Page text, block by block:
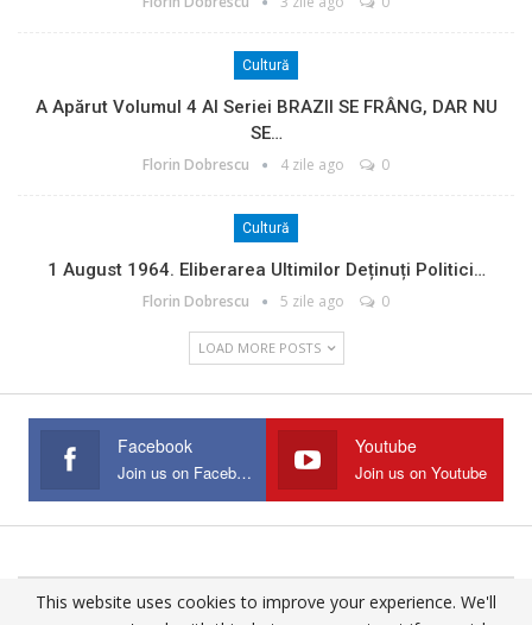
Cultură
A Apărut Volumul 4 Al Seriei BRAZII SE FRÂNG, DAR NU
SE…
Florin Dobrescu 4 zile ago 0
Cultură
1 August 1964. Eliberarea Ultimilor Deținuți Politici…
Florin Dobrescu 5 zile ago 0
LOAD MORE POSTS
Facebook
Join us on Facebook
Youtube
Join us on Youtube
© 2025 - All Rights Reserved.
This website uses cookies to improve your experience. We'll